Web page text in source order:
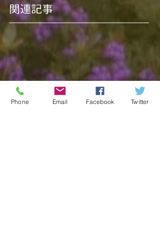
関連記事
Phone Email Facebook Twitter